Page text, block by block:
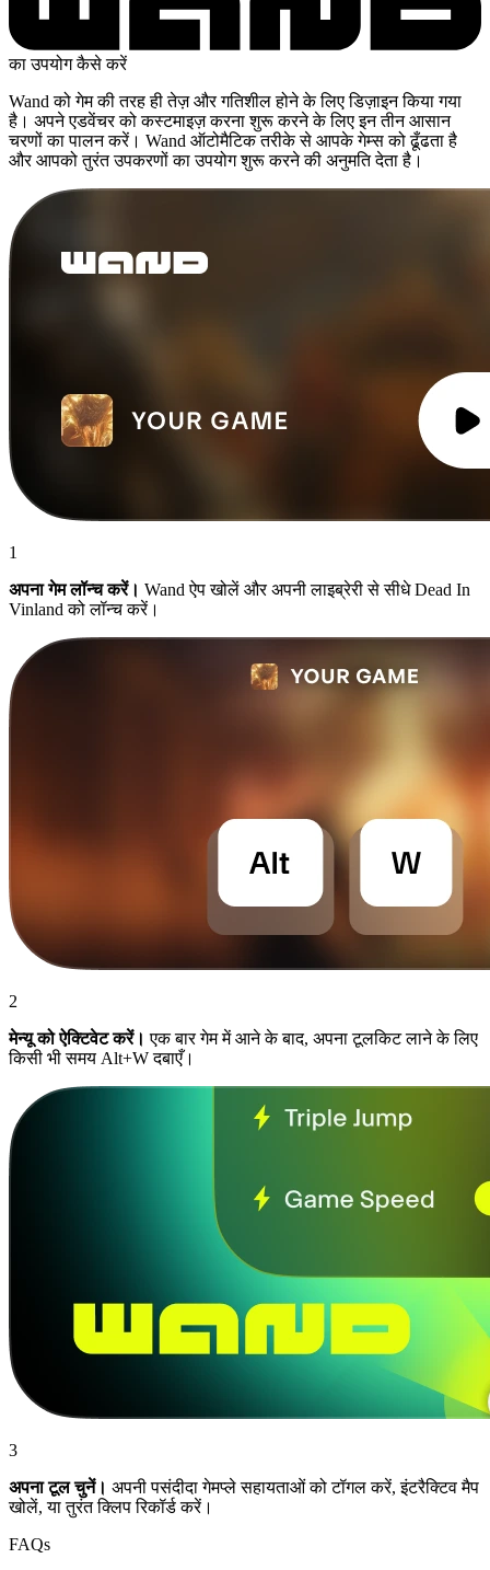
का उपयोग कैसे करें
Wand को गेम की तरह ही तेज़ और गतिशील होने के लिए डिज़ाइन किया गया
है। अपने एडवेंचर को कस्टमाइज़ करना शुरू करने के लिए इन तीन आसान
चरणों का पालन करें। Wand ऑटोमैटिक तरीके से आपके गेम्स को ढूँढता है
और आपको तुरंत उपकरणों का उपयोग शुरू करने की अनुमति देता है।
1
अपना गेम लॉन्च करें। Wand ऐप खोलें और अपनी लाइब्रेरी से सीधे Dead In
Vinland को लॉन्च करें।
2
मेन्यू को ऐक्टिवेट करें। एक बार गेम में आने के बाद, अपना टूलकिट लाने के लिए
किसी भी समय Alt+W दबाएँ।
3
अपना टूल चुनें। अपनी पसंदीदा गेमप्ले सहायताओं को टॉगल करें, इंटरैक्टिव मैप
खोलें, या तुरंत क्लिप रिकॉर्ड करें।
FAQs